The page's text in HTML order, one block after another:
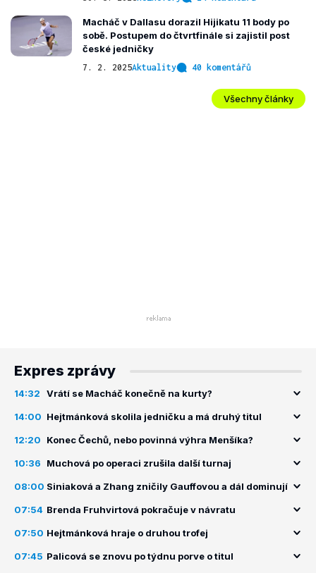
Macháč v Dallasu dorazil Hijikatu 11 body po
sobě. Postupem do čtvrtfinále si zajistil post
české jedničky
7. 2. 2025Aktuality 40 komentářů
Všechny články
Expres zprávy
14:32 Vrátí se Macháč konečně na kurty?
14:00 Hejtmánková skolila jedničku a má druhý titul
12:20 Konec Čechů, nebo povinná výhra Menšíka?
10:36 Muchová po operaci zrušila další turnaj
08:00 Siniaková a Zhang zničily Gauffovou a dál dominují
07:54 Brenda Fruhvirtová pokračuje v návratu
07:50 Hejtmánková hraje o druhou trofej
07:45 Palicová se znovu po týdnu porve o titul